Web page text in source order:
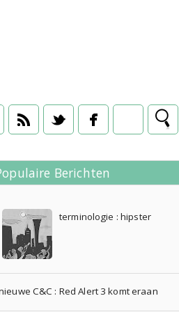
Berichten
terminologie : hipster
C&C : Red Alert 3 komt eraan